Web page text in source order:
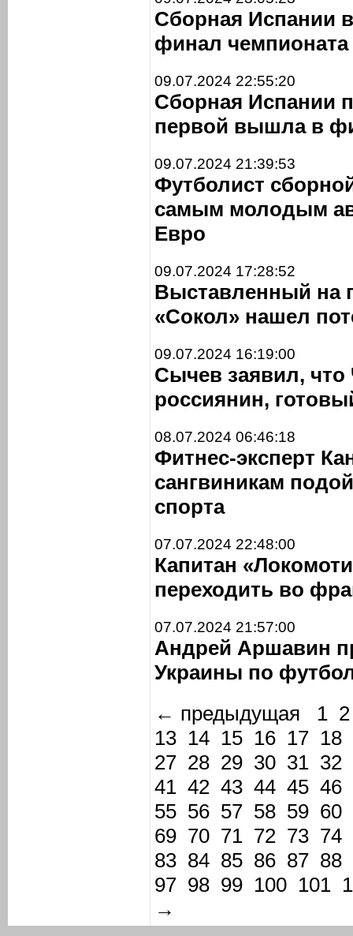
Сборная Испании
финал
09.07.2024 22:55:20
Сборная Испании
первой вышла в
09.07.2024 21:39:53
Футболист
самым молодым
Евро
09.07.2024 17:28:52
Выставленный на
«Сокол» нашел
09.07.2024 16:19:00
Сычев заявил,
россиянин,
08.07.2024 06:46:18
Фитнес-эксперт
сангвиникам
спорта
07.07.2024 22:48:00
Капитан
переходить во
07.07.2024 21:57:00
Андрей Аршавин
Украины по
← предыдущая
1 2
13 14 15 16 17 18
27 28 29 30 31 32
41 42 43 44 45 46
55 56 57 58 59 60
69 70 71 72 73 74
83 84 85 86 87 88
97 98 99 100 101
→